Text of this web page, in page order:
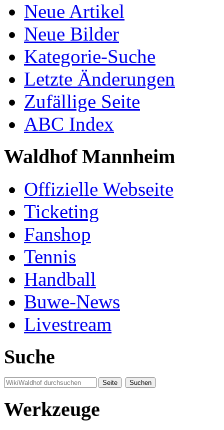
Neue Artikel
Neue Bilder
Kategorie-Suche
Letzte Änderungen
Zufällige Seite
ABC Index
Waldhof Mannheim
Offizielle Webseite
Ticketing
Fanshop
Tennis
Handball
Buwe-News
Livestream
Suche
Werkzeuge